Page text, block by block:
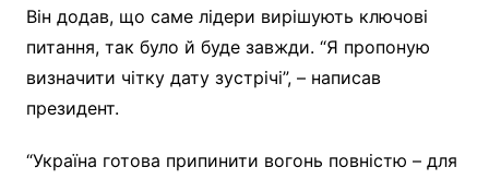
Він додав, що саме лідери вирішують ключові
питання, так було й буде завжди. “Я пропоную
визначити чітку дату зустрічі”, – написав
президент.
“Україна готова припинити вогонь повністю – для